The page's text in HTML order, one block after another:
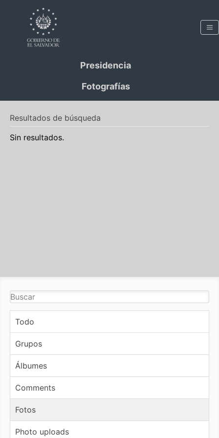
Presidencia
Fotografías
Resultados de búsqueda
Sin resultados.
Todo
Grupos
Álbumes
Comments
Fotos
Photo uploads